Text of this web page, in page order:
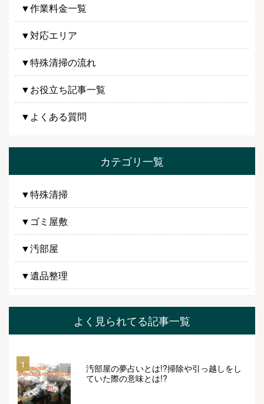
▼作業料金一覧
▼対応エリア
▼特殊清掃の流れ
▼お役立ち記事一覧
▼よくある質問
カテゴリ一覧
▼特殊清掃
▼ゴミ屋敷
▼汚部屋
▼遺品整理
よく見られてる記事一覧
1
汚部屋の夢占いとは!?掃除や引っ越しをし
ていた際の意味とは!?